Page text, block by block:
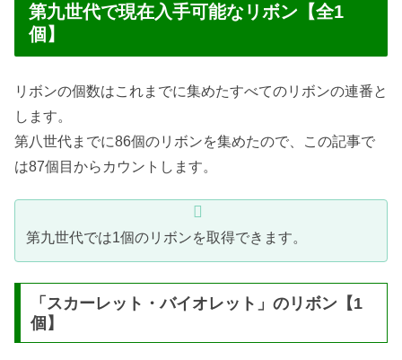
第九世代で現在入手可能なリボン【全1
個】
リボンの個数はこれまでに集めたすべてのリボンの連番と
します。
第八世代までに86個のリボンを集めたので、この記事で
は87個目からカウントします。
第九世代では1個のリボンを取得できます。
「スカーレット・バイオレット」のリボン【1
個】